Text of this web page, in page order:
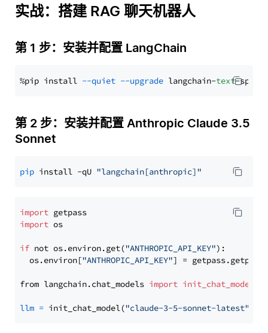
实战：搭建 RAG 聊天机器人
第 1 步：安装并配置 LangChain
%pip install --quiet --upgrade langchain-text
第 2 步：安装并配置 Anthropic Claude 3.5
Sonnet
pip install -qU "langchain[anthropic]"
import
import os
if not os.environ.get("ANTHROPIC_API_KEY"):
  os.environ[
"ANTHROPIC_API_KEY"] = getpass.getpass(
from langchain.chat_models import init_chat_model
llm = init_chat_model("claude-3-5-sonnet-latest"